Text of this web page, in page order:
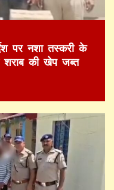
पर नशा तस्करी के
शराब की खेप जब्त